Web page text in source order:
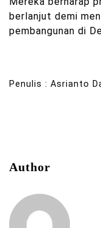
berlanjut demi
pembangunan di
Penulis : Asrianto
Author